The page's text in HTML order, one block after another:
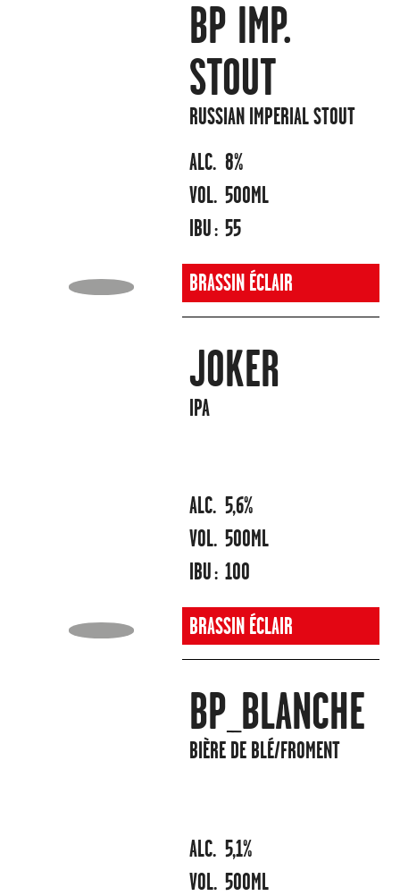
BP IMP.
STOUT
RUSSIAN IMPERIAL STOUT
ALC. 8%
VOL. 500ML
IBU : 55
BRASSIN ÉCLAIR
JOKER
IPA
ALC. 5,6%
VOL. 500ML
IBU : 100
BRASSIN ÉCLAIR
BP_BLANCHE
BIÈRE DE BLÉ/FROMENT
ALC. 5,1%
VOL. 500ML